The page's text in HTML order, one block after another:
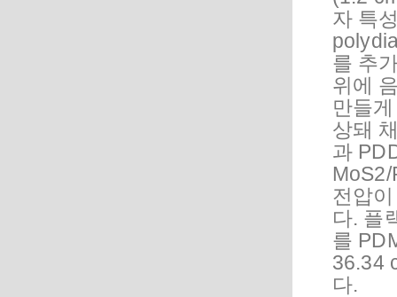
자 특
를 추
위에
만들
상돼
과
전압
다. 플
를
36.34
다.